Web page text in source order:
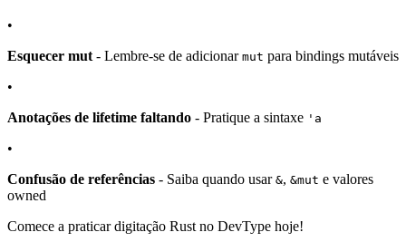
•
Esquecer mut - Lembre-se de adicionar mut para bindings mutáveis
•
Anotações de lifetime faltando - Pratique a sintaxe 'a
•
Confusão de referências - Saiba quando usar &, &mut e valores
owned
Comece a praticar digitação Rust no DevType hoje!